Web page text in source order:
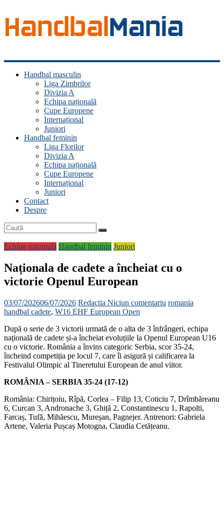
Handbal
ManiaHandbal masculin
Liga Zimbrilor
Divizia A
Echipa națională
Cupe Europene
Internațional
Juniori
Handbal feminin
Liga Florilor
Divizia A
Echipa națională
Cupe Europene
Internațional
Juniori
Contact
Despre
Echipa națională Handbal feminin Juniori
Naționala de cadete a încheiat cu o
victorie Openul European
03/07/202606/07/2026 Redactia Niciun comentariu romania
handbal cadete, W16 EHF European Open
După o serie de 3 victorii urmată de o alta de 3 înfrângeri, echipa
națională de cadete și-a încheiat evoluțiile la Openul European U16
cu o victorie. România a învins categoric Serbia, scor 35-24,
încheind competiția pe locul 7, care îi asigură și calificarea la
Festivalul Olimpic al Tineretului European de anul viitor.
ROMÂNIA – SERBIA 35-24 (17-12)
România: Chirițoiu, Rîpă, Corlea – Filip 13, Coticiu 7, Drîmbăreanu
6, Curcan 3, Andronache 3, Ghiță 2, Constantinescu 1, Rapolti,
Farcaș, Tufă, Mihăescu, Mureșan, Pagnejer. Antrenori: Gabriela
Artene, Valeria Pușcaș Motogna, Claudia Cetățeanu.